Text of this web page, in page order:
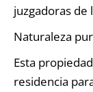
juzgadoras de
Naturaleza
Esta
residencia